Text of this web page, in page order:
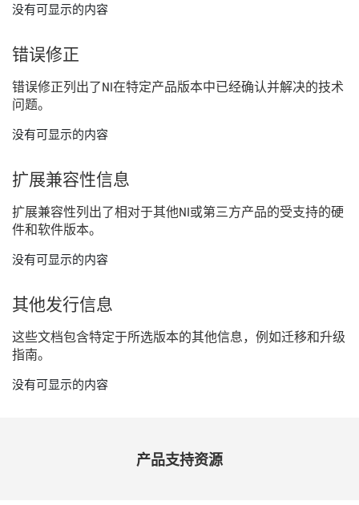
没有可显示的内容
错误修正
错误修正列出了NI在特定产品版本中已经确认并解决的技术
问题。
没有可显示的内容
扩展兼容性信息
扩展兼容性列出了相对于其他NI或第三方产品的受支持的硬
件和软件版本。
没有可显示的内容
其他发行信息
这些文档包含特定于所选版本的其他信息， 例如迁移和升级
指南。
没有可显示的内容
产品支持资源